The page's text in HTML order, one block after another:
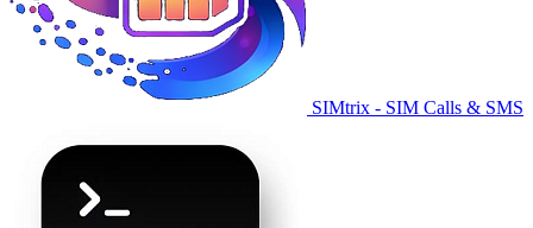
SIMtrix - SIM Calls & SMS